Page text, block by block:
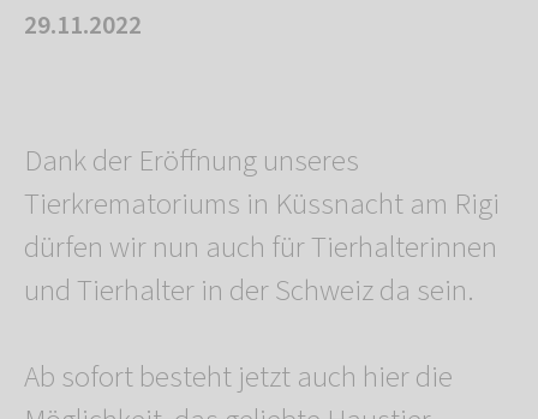
29.11.2022
Dank der Eröffnung unseres
Tierkrematoriums in Küssnacht am Rigi
dürfen wir nun auch für Tierhalterinnen
und Tierhalter in der Schweiz da sein.
Ab sofort besteht jetzt auch hier die